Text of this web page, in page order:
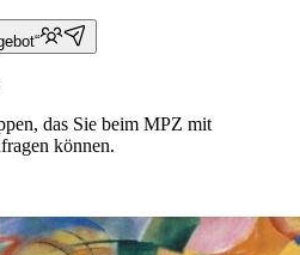
das Sie beim MPZ mit
können.